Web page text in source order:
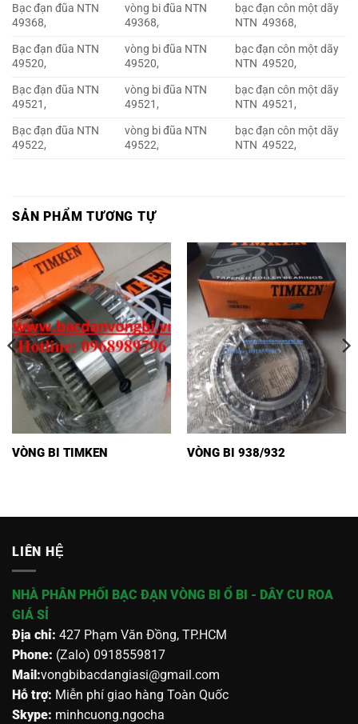
Bạc đạn đũa NTN
49368,
vòng bi đũa NTN
49368,
bạc đạn côn một dãy
NTN 49368,
Bạc đạn đũa NTN
49520,
vòng bi đũa NTN
49520,
bạc đạn côn một dãy
NTN 49520,
Bạc đạn đũa NTN
49521,
vòng bi đũa NTN
49521,
bạc đạn côn một dãy
NTN 49521,
Bạc đạn đũa NTN
49522,
vòng bi đũa NTN
49522,
bạc đạn côn một dãy
NTN 49522,
SẢN PHẨM TƯƠNG TỰ
VÒNG BI TIMKEN VÒNG BI 938/932
LIÊN HỆ
NHÀ PHÂN PHỐI BẠC ĐẠN VÒNG BI Ổ BI - DÂY CU ROA
GIÁ SỈ
Địa chỉ: 427 Phạm Văn Đồng, TP.HCM
Phone: (Zalo) 0918559817
Mail:vongbibacdangiasi@gmail.com
Hỗ trợ: Miễn phí giao hàng Toàn Quốc
Skype: minhcuong.ngocha